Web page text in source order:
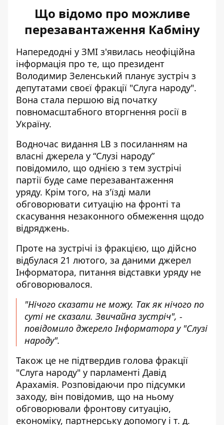
Що відомо про можливе
перезавантаження Кабміну
Напередодні у ЗМІ з'явилась неофіційна
інформація про те, що президент
Володимир Зеленський планує зустріч з
депутатами своєї фракції "Слуга народу".
Вона стала першою від початку
повномасштабного вторгнення росії в
Україну.
Водночас видання LB з посиланням на
власні джерела у “Слузі народу”
повідомило, що однією з тем зустрічі
партії буде саме перезавантаження
уряду. Крім того, на з'їзді мали
обговорювати ситуацію на фронті та
скасування незаконного обмеження щодо
відряджень.
Проте на зустрічі із фракцією, що дійсно
відбулася 21 лютого, за даними джерел
Інформатора, питання відставки уряду не
обговорювалося.
"Нічого сказати не можу. Так як нічого по
суті не сказали. Звичайна зустріч", -
повідомило джерело Інформатора у "Слузі
народу".
Також це не підтвердив голова фракції
"Слуга народу" у парламенті Давід
Арахамія. Розповідаючи про підсумки
заходу, він повідомив, що на ньому
обговорювали фронтову ситуацію,
економіку, партнерську допомогу і т. д.